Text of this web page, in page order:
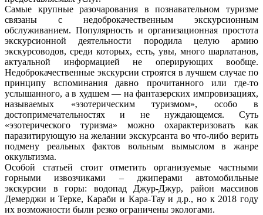
Самые крупные разочарования в познавательном туризме
связаны с недоброкачественным экскурсионным
обслуживанием. Популярность и организационная простота
экскурсионной деятельности породила целую армию
экскурсоводов, среди которых, есть, увы, много шарлатанов,
актуальной информацией не оперирующих вообще.
Недоброкачественные экскурсии строятся в лучшем случае по
принципу вспоминания давно прочитанного или где-то
услышанного, а в худшем — на фантазерских импровизациях,
называемых «эзотерическим туризмом», особо в
достопримечательностях и не нуждающемся. Суть
«эзотерического туризма» можно охарактеризовать как
паразитирующую на желании экскурсанта во что-либо верить
подмену реальных фактов вольным вымыслом в жанре
оккультизма.
Особой статьей стоит отметить организуемые частными
горными извозчиками – джиперами автомобильные
экскурсии в горы: водопад Джур-Джур, район массивов
Демерджи и Терке, Караби и Кара-Тау и д.р., но к 2018 году
их возможности были резко ограничены экологами.